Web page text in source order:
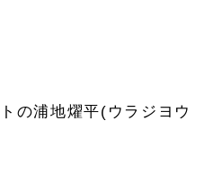
の浦地燿平(ウラジヨウ